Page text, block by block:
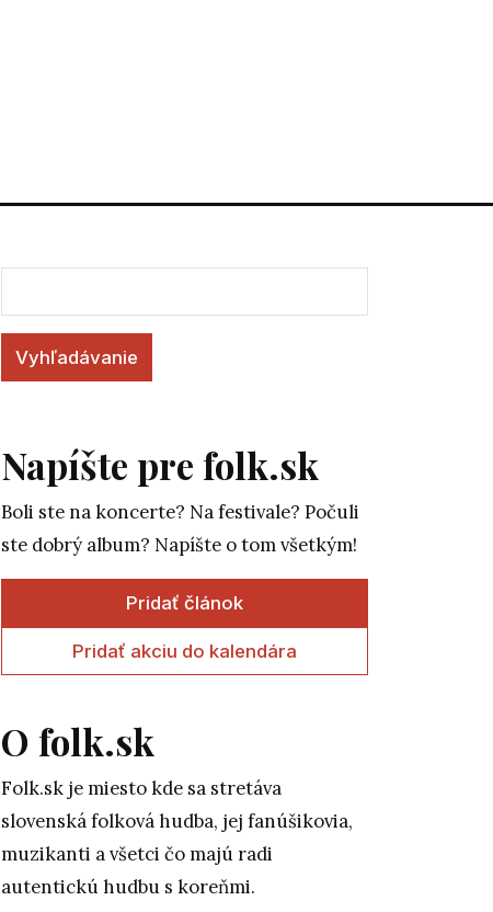
Napíšte pre folk.sk
Boli ste na koncerte? Na festivale? Počuli
ste dobrý album? Napíšte o tom všetkým!
Pridať článok
Pridať akciu do kalendára
O folk.sk
Folk.sk je miesto kde sa stretáva
slovenská folková hudba, jej fanúšikovia,
muzikanti a všetci čo majú radi
autentickú hudbu s koreňmi.